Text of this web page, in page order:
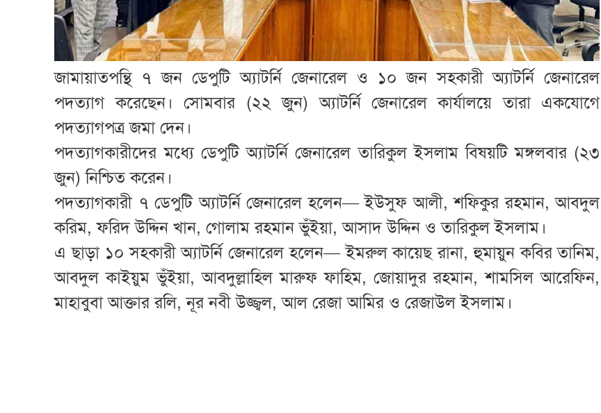
জামায়াতপন্থি ৭ জন ডেপুটি অ্যাটর্নি জেনারেল ও ১০ জন সহকারী অ্যাটর্নি জেনারেল
পদত্যাগ করেছেন। সোমবার (২২ জুন) অ্যাটর্নি জেনারেল কার্যালয়ে তারা একযোগে
পদত্যাগপত্র জমা দেন।
পদত্যাগকারীদের মধ্যে ডেপুটি অ্যাটর্নি জেনারেল তারিকুল ইসলাম বিষয়টি মঙ্গলবার (২৩
জুন) নিশ্চিত করেন।
পদত্যাগকারী ৭ ডেপুটি অ্যাটর্নি জেনারেল হলেন— ইউসুফ আলী, শফিকুর রহমান, আবদুল
করিম, ফরিদ উদ্দিন খান, গোলাম রহমান ভুঁইয়া, আসাদ উদ্দিন ও তারিকুল ইসলাম।
এ ছাড়া ১০ সহকারী অ্যাটর্নি জেনারেল হলেন— ইমরুল কায়েছ রানা, হুমায়ুন কবির তানিম,
আবদুল কাইয়ুম ভুঁইয়া, আবদুল্লাহিল মারুফ ফাহিম, জোয়াদুর রহমান, শামসিল আরেফিন,
মাহাবুবা আক্তার রলি, নূর নবী উজ্জ্বল, আল রেজা আমির ও রেজাউল ইসলাম।